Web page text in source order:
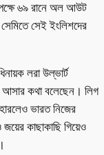
৬৯ রানে অল আউট
সেই ইংলিশদের
লরা উল্ভার্ট
আসার কথা বলেছেন। লিগ
হারলেও ভারত নিজের
কাছাকাছি গিয়েও